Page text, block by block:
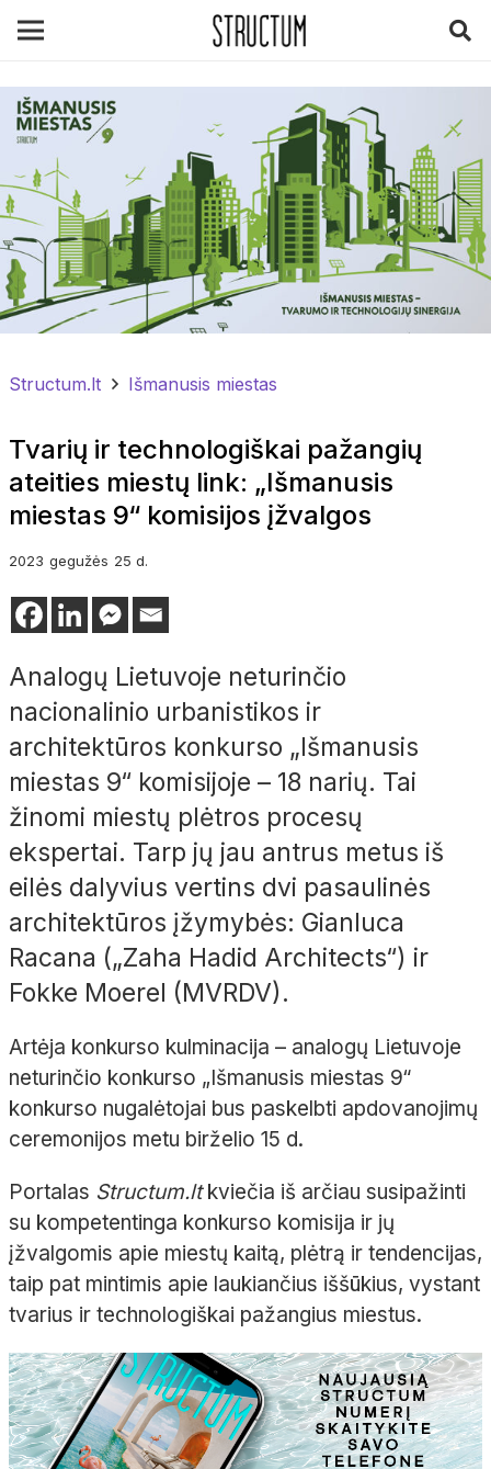
Structum.lt Išmanusis miestas
Tvarių ir technologiškai pažangių
ateities miestų link: „Išmanusis
miestas 9“ komisijos įžvalgos
2023 gegužės 25 d.
Analogų Lietuvoje neturinčio
nacionalinio urbanistikos ir
architektūros konkurso „Išmanusis
miestas 9“ komisijoje – 18 narių. Tai
žinomi miestų plėtros procesų
ekspertai. Tarp jų jau antrus metus iš
eilės dalyvius vertins dvi pasaulinės
architektūros įžymybės: Gianluca
Racana („Zaha Hadid Architects“) ir
Fokke Moerel (MVRDV).
Artėja konkurso kulminacija – analogų Lietuvoje
neturinčio konkurso „Išmanusis miestas 9“
konkurso nugalėtojai bus paskelbti apdovanojimų
ceremonijos metu birželio 15 d.
Portalas Structum.ltkviečia iš arčiau susipažinti
su kompetentinga konkurso komisija ir jų
įžvalgomis apie miestų kaitą, plėtrą ir tendencijas,
taip pat mintimis apie laukiančius iššūkius, vystant
tvarius ir technologiškai pažangius miestus.